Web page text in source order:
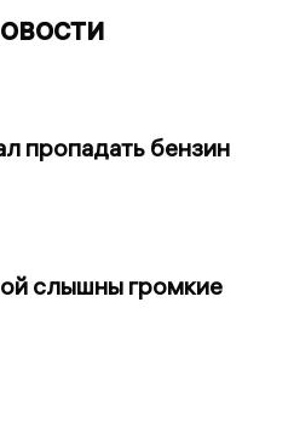
пропадать бензин
слышны громкие